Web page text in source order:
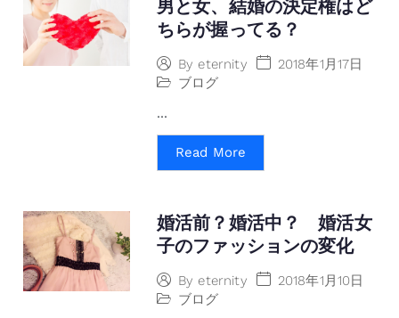
男と女、結婚の決定権はど
ちらが握ってる？
By eternity
2018年1月17日
ブログ
...
Read More
婚活前？婚活中？ 婚活女
子のファッションの変化
By eternity
2018年1月10日
ブログ